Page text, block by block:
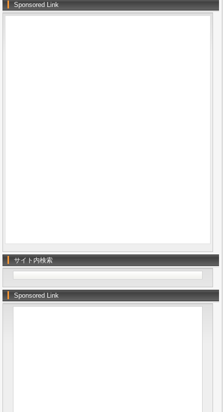
Sponsored Link
サイト内検索
Sponsored Link